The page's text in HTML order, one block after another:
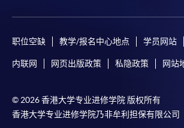
职位空缺 教学/报名中心地点 学员网站
内联网 网页出版政策 私隐政策 网站
© 2026 香港大学专业进修学院 版权所有
香港大学专业进修学院乃非牟利担保有限公司